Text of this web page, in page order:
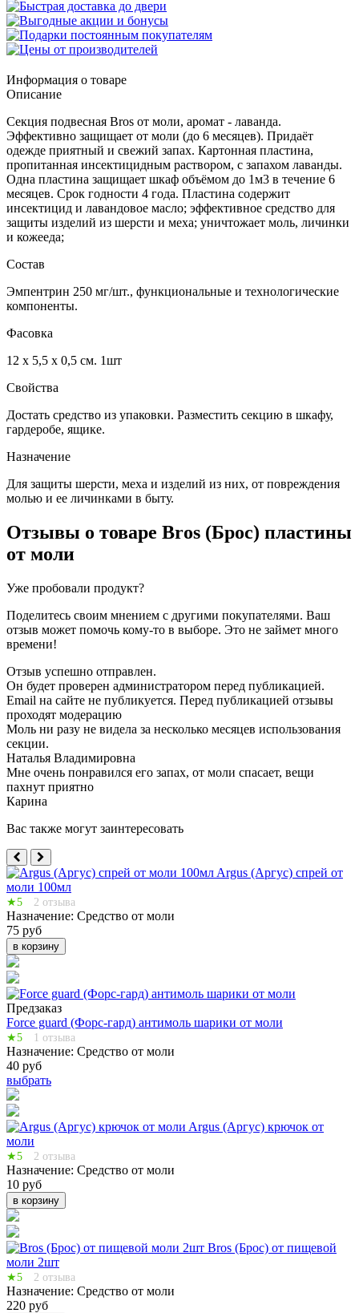
Информация о товаре
Описание
Секция подвесная Bros от моли, аромат - лаванда.
Эффективно защищает от моли (до 6 месяцев). Придаёт
одежде приятный и свежий запах. Картонная пластина,
пропитанная инсектицидным раствором, с запахом лаванды.
Одна пластина защищает шкаф объёмом до 1м3 в течение 6
месяцев. Срок годности 4 года. Пластина содержит
инсектицид и лавандовое масло; эффективное средство для
защиты изделий из шерсти и меха; уничтожает моль, личинки
и кожееда;
Состав
Эмпентрин 250 мг/шт., функциональные и технологические
компоненты.
Фасовка
12 х 5,5 х 0,5 см. 1шт
Свойства
Достать средство из упаковки. Разместить секцию в шкафу,
гардеробе, ящике.
Назначение
Для защиты шерсти, меха и изделий из них, от повреждения
молью и ее личинками в быту.
Отзывы о товаре Bros (Брос) пластины
от моли
Уже пробовали продукт?
Поделитесь своим мнением с другими покупателями. Ваш
отзыв может помочь кому-то в выборе. Это не займет много
времени!
Отзыв успешно отправлен.
Он будет проверен администратором перед публикацией.
Email на сайте не публикуется. Перед публикацией отзывы
проходят модерацию
Моль ни разу не видела за несколько месяцев использования
секции.
Наталья Владимировна
Мне очень понравился его запах, от моли спасает, вещи
пахнут приятно
Карина
Вас также могут заинтересовать
Argus (Аргус) спрей от
моли 100мл
★5 2 отзыва
Назначение: Средство от моли
75 руб
в корзину
Предзаказ
Force guard (Форс-гард) антимоль шарики от моли
★5 1 отзыва
Назначение: Средство от моли
40 руб
выбрать
Argus (Аргус) крючок от
моли
★5 2 отзыва
Назначение: Средство от моли
10 руб
в корзину
Bros (Брос) от пищевой
моли 2шт
★5 2 отзыва
Назначение: Средство от моли
220 руб